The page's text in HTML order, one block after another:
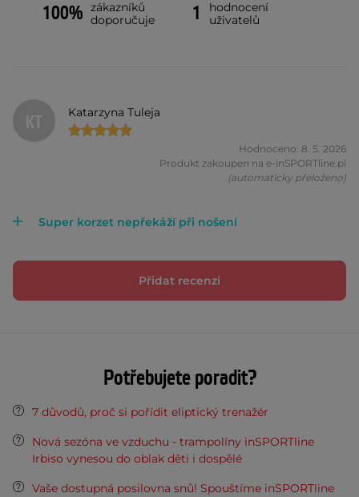
100% zákazníků
doporučuje
1
hodnocení
uživatelů
KT Katarzyna Tuleja
Hodnoceno: 8. 5. 2026
Produkt zakoupen na e-inSPORTline.pl
(automaticky přeloženo)
Super korzet nepřekáží při nošení
Přidat recenzi
Potřebujete poradit?
7 důvodů, proč si pořídit eliptický trenažér
Nová sezóna ve vzduchu - trampolíny inSPORTline
Irbiso vynesou do oblak děti i dospělé
Vaše dostupná posilovna snů! Spouštíme inSPORTline